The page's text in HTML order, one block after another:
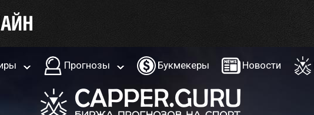
Прогнозы Букмекеры Новости